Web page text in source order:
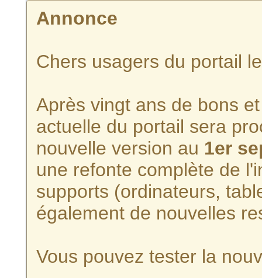
Annonce
Chers usagers du portail
Après vingt ans de bons
actuelle du portail sera
nouvelle version au 1er
une refonte complète de
supports (ordinateurs,
également de nouvelles
Vous pouvez tester la